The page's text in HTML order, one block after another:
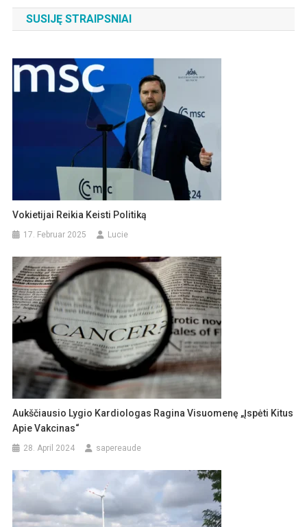
SUSIJĘ STRAIPSNIAI
Vokietijai Reikia Keisti Politiką
17. Februar 2025 Lucie
Aukščiausio Lygio Kardiologas Ragina Visuomenę „įspėti Kitus
Apie Vakcinas“
28. April 2024 sapereaude